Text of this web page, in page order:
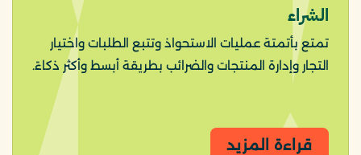
الشراء
تمتع بأتمتة عمليات الاستحواذ وتتبع الطلبات واختيار
التجار وإدارة المنتجات والضرائب بطريقة أبسط وأكثر ذكاءً.
قراءة المزيد